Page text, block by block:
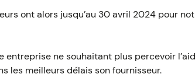
ont alors jusqu’au 30 avril 2024 pour
entreprise ne souhaitant plus percevoir
les meilleurs délais son fournisseur.